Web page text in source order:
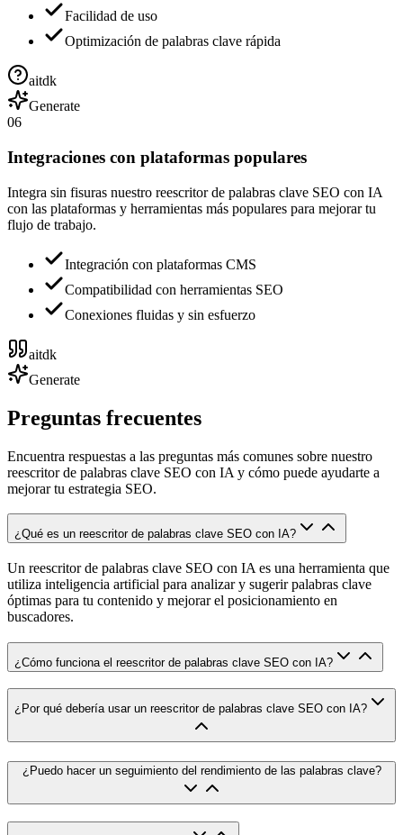
Facilidad de uso
Optimización de palabras clave rápida
aitdk
Generate
06
Integraciones con plataformas populares
Integra sin fisuras nuestro reescritor de palabras clave SEO con IA
con las plataformas y herramientas más populares para mejorar tu
flujo de trabajo.
Integración con plataformas CMS
Compatibilidad con herramientas SEO
Conexiones fluidas y sin esfuerzo
aitdk
Generate
Preguntas frecuentes
Encuentra respuestas a las preguntas más comunes sobre nuestro
reescritor de palabras clave SEO con IA y cómo puede ayudarte a
mejorar tu estrategia SEO.
¿Qué es un reescritor de palabras clave SEO con IA?
Un reescritor de palabras clave SEO con IA es una herramienta que
utiliza inteligencia artificial para analizar y sugerir palabras clave
óptimas para tu contenido y mejorar el posicionamiento en
buscadores.
¿Cómo funciona el reescritor de palabras clave SEO con IA?
¿Por qué debería usar un reescritor de palabras clave SEO con IA?
¿Puedo hacer un seguimiento del rendimiento de las palabras clave?